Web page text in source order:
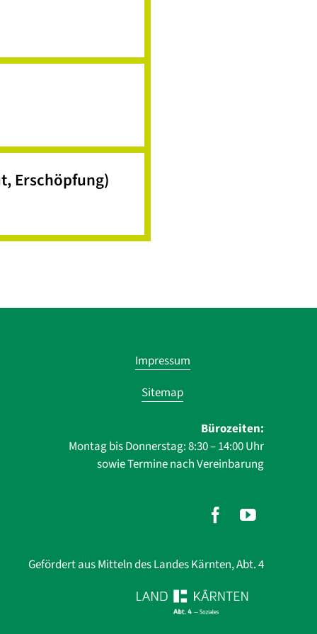
Erschöpfung)
Impressum
Sitemap
Bürozeiten:
Montag bis Donnerstag: 8:30 – 14:00 Uhr
sowie Termine nach Vereinbarung
Gefördert aus Mitteln des Landes Kärnten, Abt. 4